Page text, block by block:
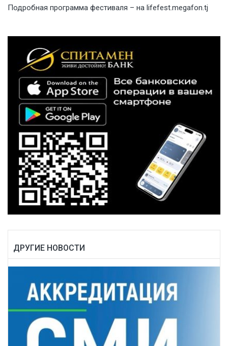
Подробная программа фестиваля – на lifefest.megafon.tj
ДРУГИЕ НОВОСТИ